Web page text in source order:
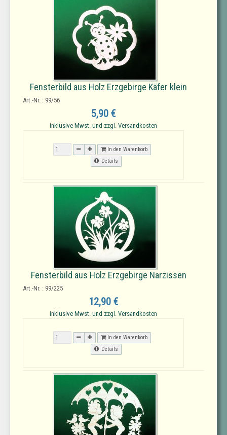
Fensterbild aus Holz Erzgebirge Käfer klein
Art.-Nr. : 99/56
5,90 €
inklusive Mwst. und zzgl. Versandkosten
In den Warenkorb
Details
Fensterbild aus Holz Erzgebirge Narzissen
Art.-Nr. : 99/225
12,90 €
inklusive Mwst. und zzgl. Versandkosten
In den Warenkorb
Details